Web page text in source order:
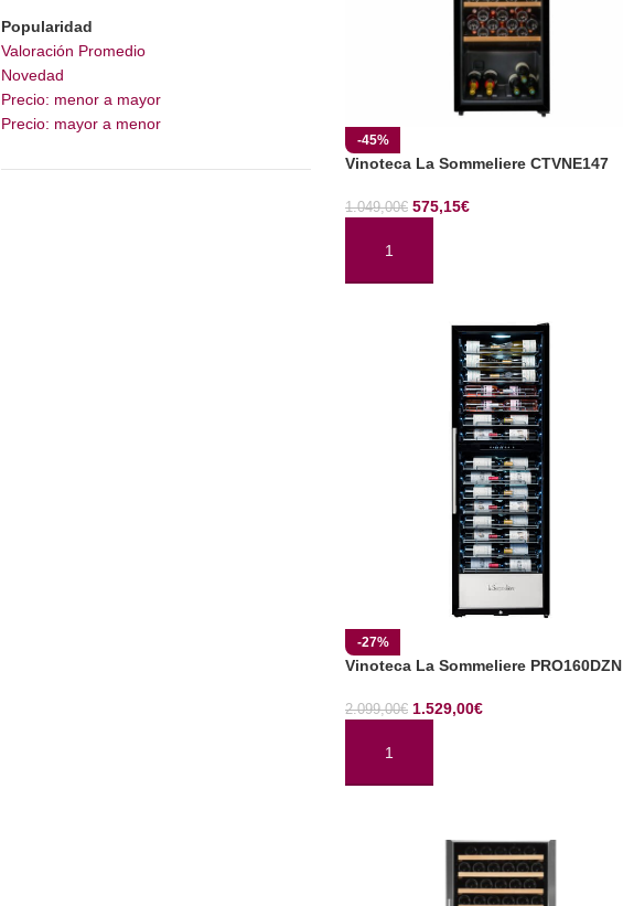
Popularidad
Valoración Promedio
Novedad
Precio: menor a mayor
Precio: mayor a menor
-45%
Vinoteca La Sommeliere CTVNE147
1.049,00€ 575,15€
AÑADIR AL CARRITO
-27%
Vinoteca La Sommeliere PRO160DZN
2.099,00€ 1.529,00€
AÑADIR AL CARRITO